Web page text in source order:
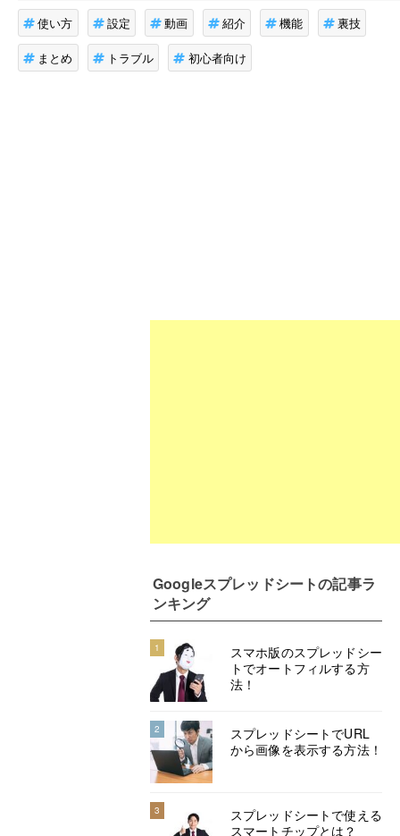
使い方 設定 動画 紹介 機能 裏技
まとめ トラブル 初心者向け
Googleスプレッドシートの記事ラ
ンキング
1
スマホ版のスプレッドシー
トでオートフィルする方
法！
2
スプレッドシートでURL
から画像を表示する方法！
3
スプレッドシートで使える
スマートチップとは？